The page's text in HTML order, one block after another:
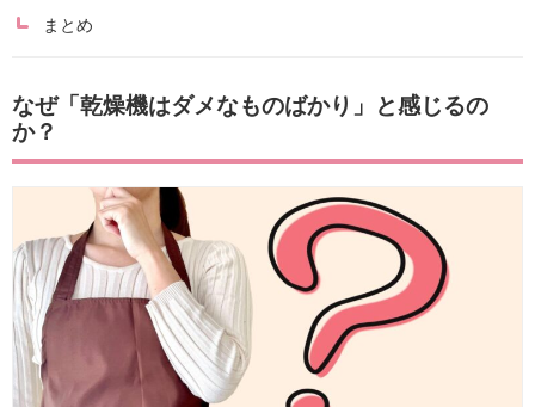
まとめ
なぜ「乾燥機はダメなものばかり」と感じるの
か？